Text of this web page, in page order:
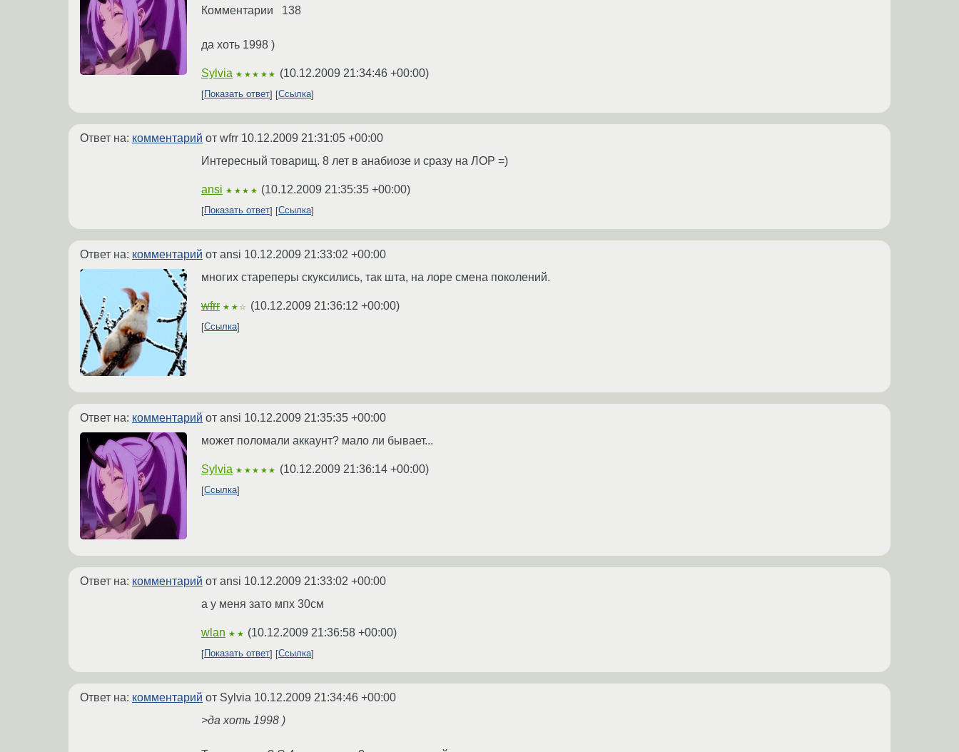
Комментарии 138
да хоть 1998 )
Sylvia ★★★★★ (10.12.2009 21:34:46 +00:00)
Показать ответ Ссылка
Ответ на: комментарий от wfrr 10.12.2009 21:31:05 +00:00
Интересный товарищ. 8 лет в анабиозе и сразу на ЛОР =)
ansi ★★★★ (10.12.2009 21:35:35 +00:00)
Показать ответ Ссылка
Ответ на: комментарий от ansi 10.12.2009 21:33:02 +00:00
многих стареперы скуксились, так шта, на лоре смена поколений.
wfrr ★★☆ (10.12.2009 21:36:12 +00:00)
Ссылка
Ответ на: комментарий от ansi 10.12.2009 21:35:35 +00:00
может поломали аккаунт? мало ли бывает...
Sylvia ★★★★★ (10.12.2009 21:36:14 +00:00)
Ссылка
Ответ на: комментарий от ansi 10.12.2009 21:33:02 +00:00
а у меня зато мпх 30см
wlan ★★ (10.12.2009 21:36:58 +00:00)
Показать ответ Ссылка
Ответ на: комментарий от Sylvia 10.12.2009 21:34:46 +00:00
>да хоть 1998 )